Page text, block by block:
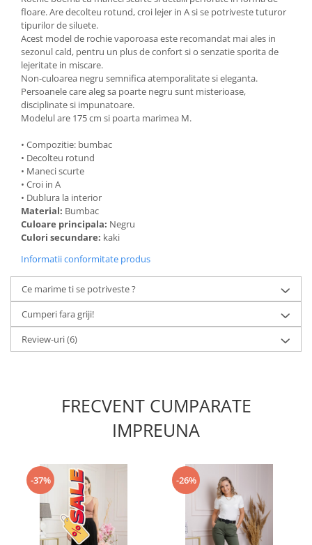
floare. Are decolteu rotund, croi lejer in A si se potriveste tuturor
tipurilor de siluete.
Acest model de rochie vaporoasa este recomandat mai ales in
sezonul cald, pentru un plus de confort si o senzatie sporita de
lejeritate in miscare.
Non-culoarea negru semnifica atemporalitate si eleganta.
Persoanele care aleg sa poarte negru sunt misterioase,
disciplinate si impunatoare.
Modelul are 175 cm si poarta marimea M.
• Compozitie: bumbac
• Decolteu rotund
• Maneci scurte
• Croi in A
• Dublura la interior
Material: Bumbac
Culoare principala: Negru
Culori secundare: kaki
Informatii conformitate produs
Ce marime ti se potriveste ?
Cumperi fara griji!
Review-uri(6)
FRECVENT CUMPARATE
IMPREUNA
-37% -26%